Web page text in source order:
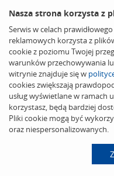
Nasza strona korzysta z
Serwis w celach
reklamowych korzysta z
cookie z poziomu Twojej
warunków przechowywania
witrynie znajduje się w
cookies zwiększają
usług wyświetlane w ramach
korzystasz, będą bardziej
Pliki cookie mogą być
oraz niespersonalizowanych.